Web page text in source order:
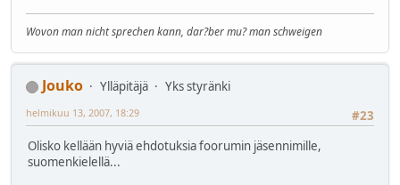
Wovon man nicht sprechen kann, dar?ber mu? man schweigen
Jouko Ylläpitäjä
Yks styränki
#23
helmikuu 13, 2007, 18:29
Olisko kellään hyviä ehdotuksia foorumin jäsennimille,
suomenkielellä...